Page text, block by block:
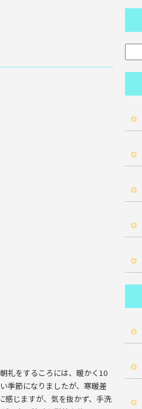
礼をするころには、暖かく10
季節になりましたが、寒暖差
感じますが、気を抜かず、手洗